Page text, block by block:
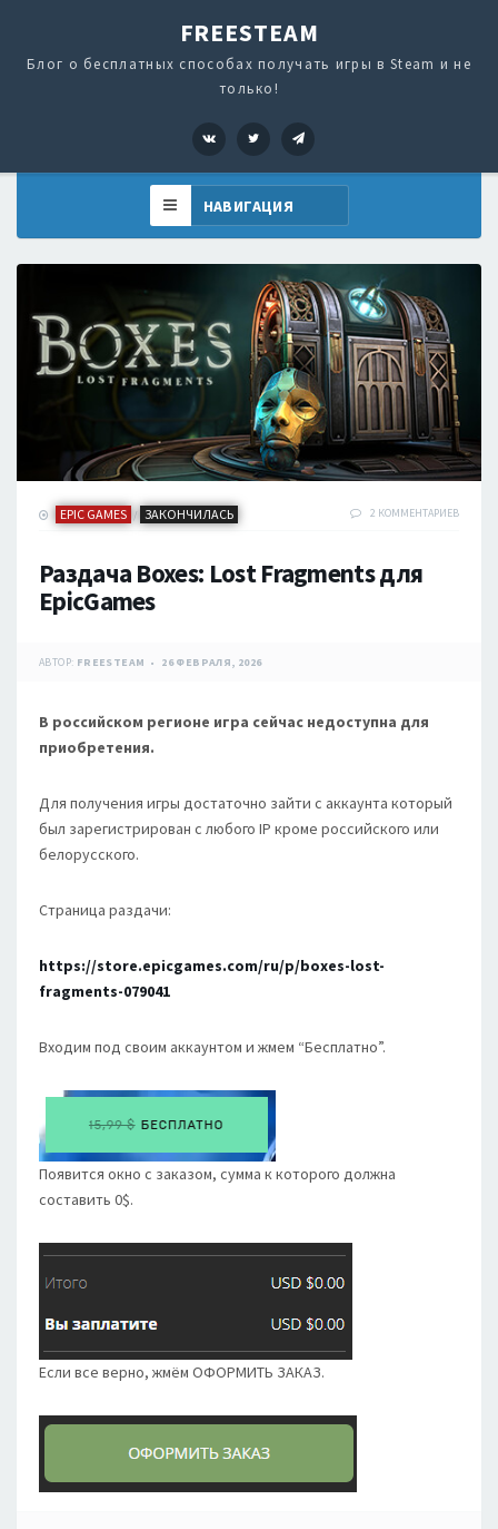
FREESTEAM
Блог о бесплатных способах получать игры в Steam и не
только!
VK Twitter
EPIC GAMES / ЗАКОНЧИЛАСЬ 2 КОММЕНТАРИЕВ
Раздача Boxes: Lost Fragments для
EpicGames
АВТОР: FREESTEAM 26 ФЕВРАЛЯ, 2026
В российском регионе игра сейчас недоступна для
приобретения.
Для получения игры достаточно зайти с аккаунта который
был зарегистрирован с любого IP кроме российского или
белорусского.
Страница раздачи:
https://store.epicgames.com/ru/p/boxes-lost-
fragments-079041
Входим под своим аккаунтом и жмем “Бесплатно”.
Появится окно с заказом, сумма к которого должна
составить 0$.
Если все верно, жмём ОФОРМИТЬ ЗАКАЗ.